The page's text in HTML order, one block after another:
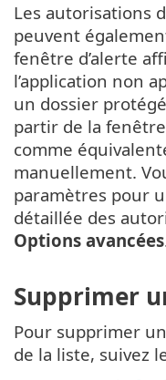
Les autorisations
peuvent
fenêtre d’alerte
l’application non
un dossier
partir de la
comme
manuellement.
paramètres pour
détaillée des
Options avancées
Supprimer
Pour supprimer
de la liste, suivez